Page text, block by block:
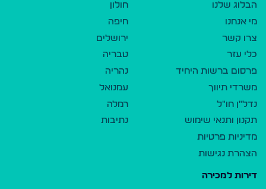
הבלוג שלנו
מי אנחנו
צרו קשר
כלי עזר
פרסום ברשות היחיד
משרדי תיווך
נדל"ן חו"ל
תקנון ותנאי שימוש
מדיניות פרטיות
הצהרת נגישות
חולון
חיפה
ירושלים
טבריה
נהריה
עמנואל
רמלה
נתיבות
דירות למכירה